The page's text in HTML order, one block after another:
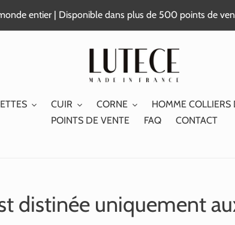
entier | Disponible dans plus de 500 points de
CUIR CORNE HOMME COLLIERS
POINTS DE VENTE
FAQ CONTACT
distinée uniquement